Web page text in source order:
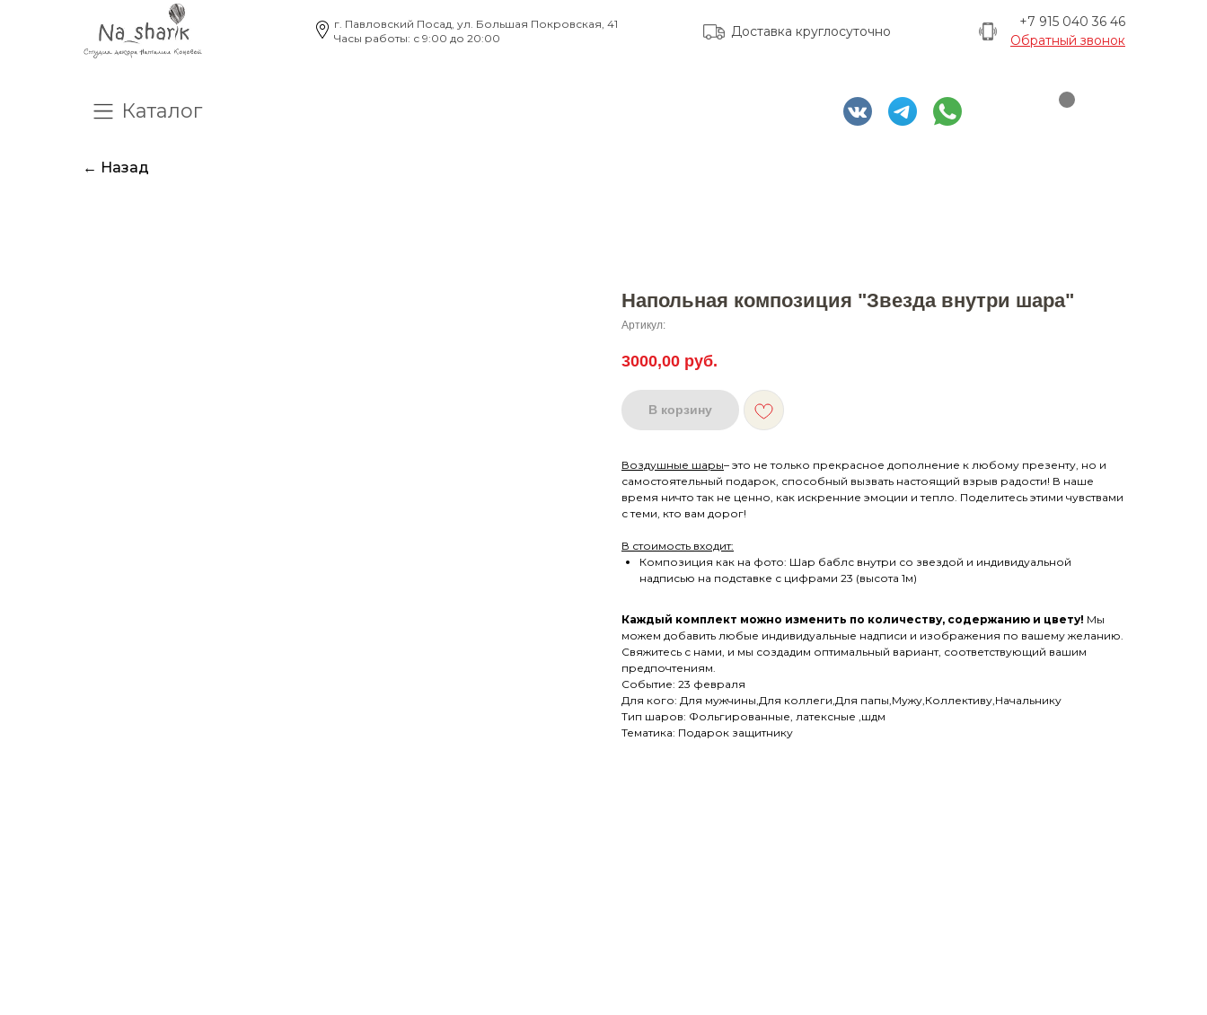
+7 915 040 36 46
Обратный звонок
г. Павловский Посад, ул. Большая Покровская, 41
Часы работы: с 9:00 до 20:00
Доставка круглосуточно
Каталог
← Назад
Напольная композиция "Звезда внутри шара"
Артикул:
3000,00 руб.
В корзину
Воздушные шары– это не только прекрасное дополнение к любому презенту, но и
самостоятельный подарок, способный вызвать настоящий взрыв радости! В наше
время ничто так не ценно, как искренние эмоции и тепло. Поделитесь этими чувствами
с теми, кто вам дорог!
В стоимость входит:
Композиция как на фото: Шар баблс внутри со звездой и индивидуальной
надписью на подставке с цифрами 23 (высота 1м)
Каждый комплект можно изменить по количеству, содержанию и цвету! Мы
можем добавить любые индивидуальные надписи и изображения по вашему желанию.
Свяжитесь с нами, и мы создадим оптимальный вариант, соответствующий вашим
предпочтениям.
Событие: 23 февраля
Для кого: Для мужчины,Для коллеги,Для папы,Мужу,Коллективу,Начальнику
Тип шаров: Фольгированные, латексные ,шдм
Тематика: Подарок защитнику